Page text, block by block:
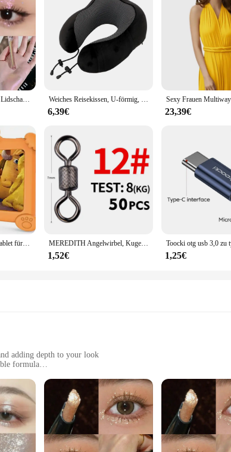
Kombination is a must-have for makeup enthusiasts and
styles and occasions. The high-quality materials ensure that
set is tailored to meet your professional needs. The
The intermediary layer included in the set enhances
set adapts to your every need. The eye shadows come in a
styles, giving you the freedom to choose the perfect look for
Zwischenlage-Kombination into your makeup arsenal will not
Schimmernder flüssiger Lidschatten fließender Glühwürmchen Fantasie glänzender Lidschatten wasserdichter Pailletten glitter Text marker Eyeliner Stift Party Make-up Weiches Reisekissen, U-förmig, für Reisen, Gesundheitswesen, Memory-Schaum, Nackenkissen für Nacken, Flugzeug, Nackenkissen
6,39€ 23,39€
Pritom 7 zoll kleinkind tablet für kinder android 11 2 gb ram 32 gb rom kinder software installiert kompatible gaming controller MEREDITH Angelwirbel, Kugellagerwirbel, 50 Teile/los, mit Sicherheitsverschluss, massive Ringe, Rollwirbel für Karpfenangeln, Zubehör
1,52€ 1,25€
adding depth to your look
formula
from casual outings to formal events
to your makeup collection, designed to cater to a wide range
has got you covered. The sleek, modern design of the
go touch-ups, while the generous amount of product ensures